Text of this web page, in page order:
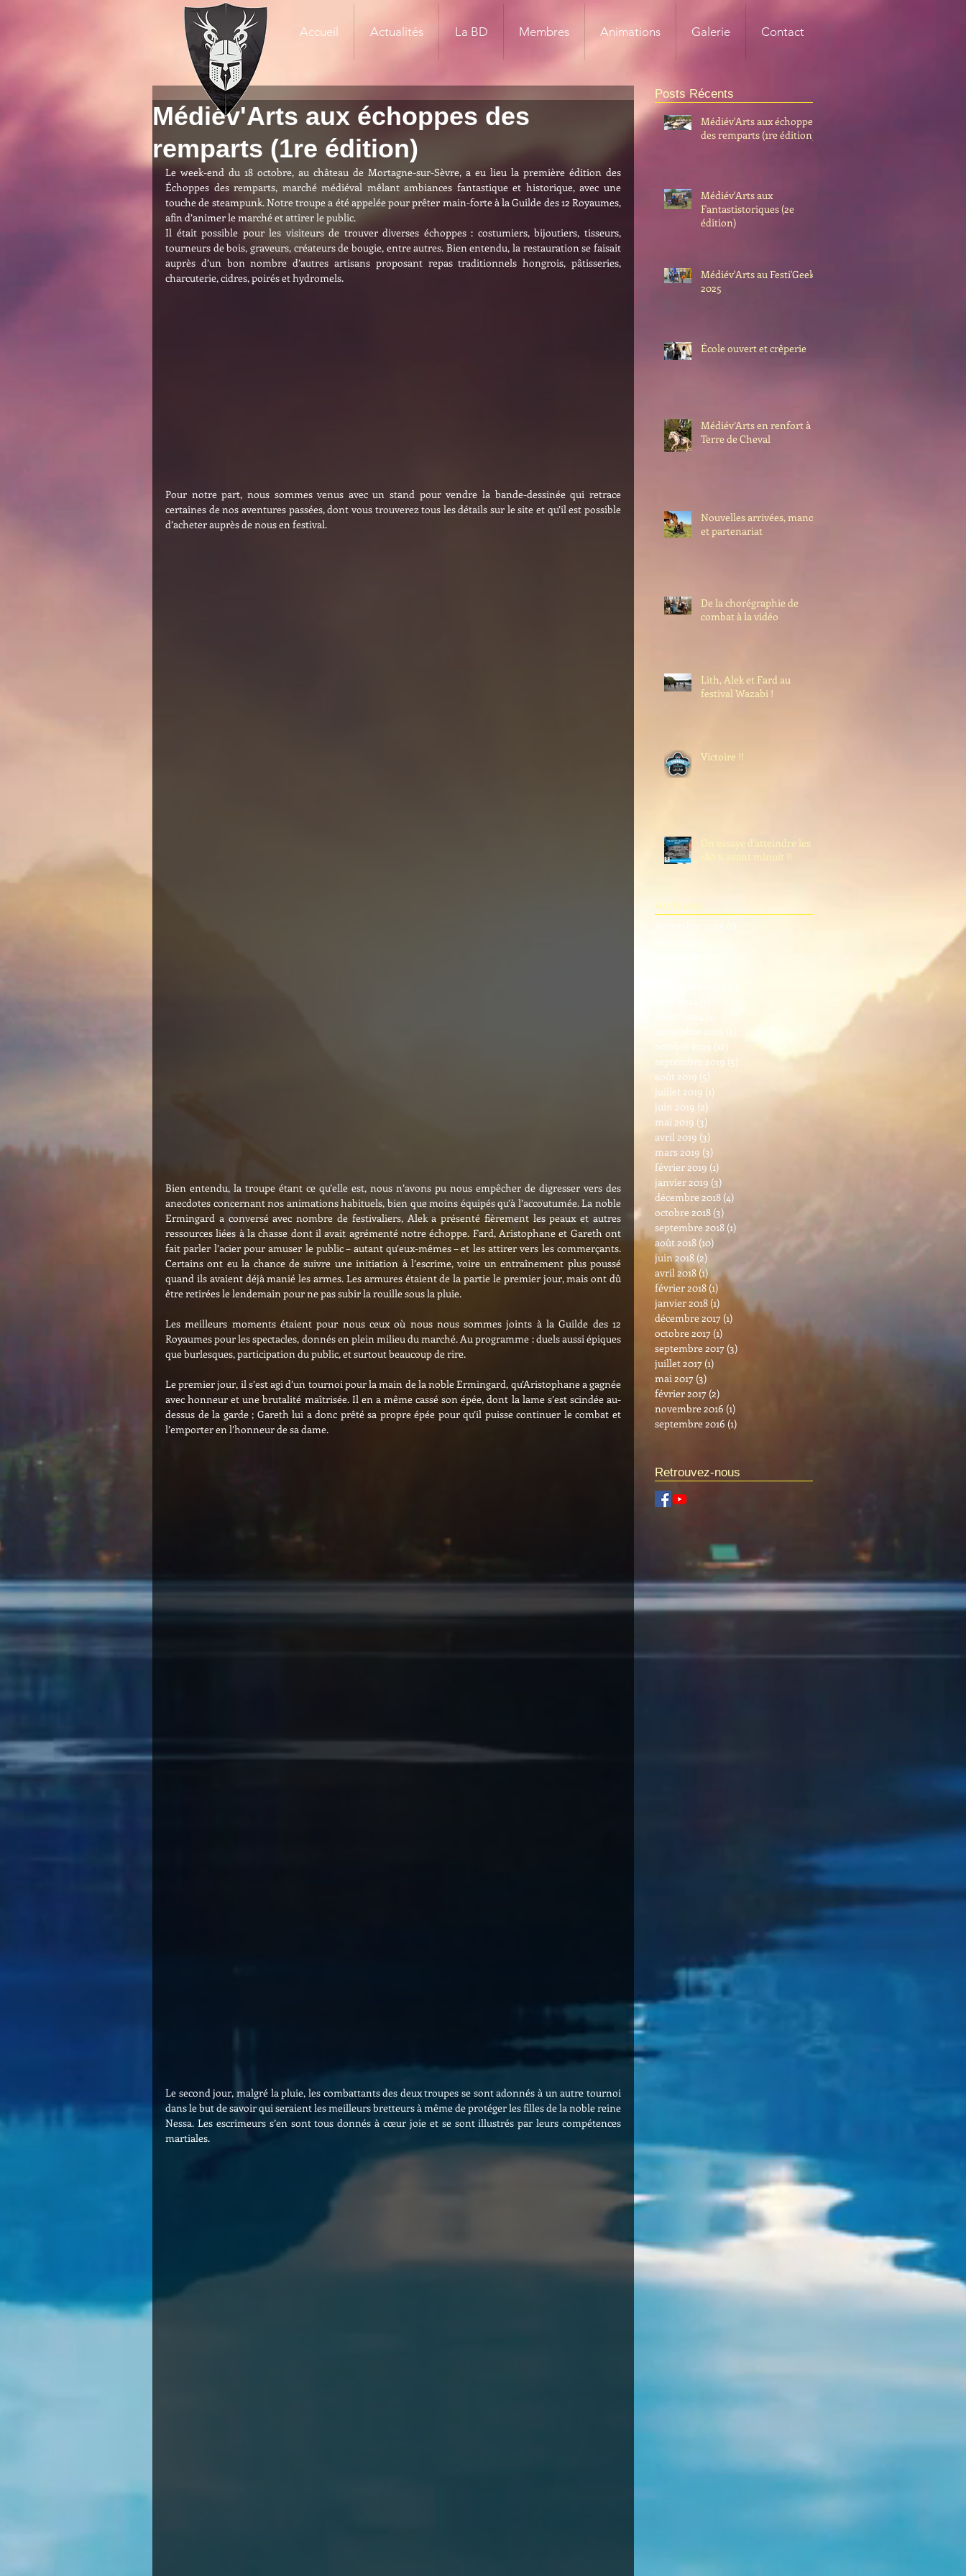
Accueil Actualités La BD Membres Animations Galerie Contact
Médiév'Arts aux échoppes des
remparts (1re édition)
Le week-end du 18 octobre, au château de Mortagne-sur-Sèvre, a eu lieu la première édition des
Échoppes des remparts, marché médiéval mêlant ambiances fantastique et historique, avec une
touche de steampunk. Notre troupe a été appelée pour prêter main-forte à la Guilde des 12 Royaumes,
afin d’animer le marché et attirer le public.
Il était possible pour les visiteurs de trouver diverses échoppes : costumiers, bijoutiers, tisseurs,
tourneurs de bois, graveurs, créateurs de bougie, entre autres. Bien entendu, la restauration se faisait
auprès d’un bon nombre d’autres artisans proposant repas traditionnels hongrois, pâtisseries,
charcuterie, cidres, poirés et hydromels.
Pour notre part, nous sommes venus avec un stand pour vendre la bande-dessinée qui retrace
certaines de nos aventures passées, dont vous trouverez tous les détails sur le site et qu’il est possible
d’acheter auprès de nous en festival.
Bien entendu, la troupe étant ce qu’elle est, nous n’avons pu nous empêcher de digresser vers des
anecdotes concernant nos animations habituels, bien que moins équipés qu’à l’accoutumée. La noble
Ermingard a conversé avec nombre de festivaliers, Alek a présenté fièrement les peaux et autres
ressources liées à la chasse dont il avait agrémenté notre échoppe. Fard, Aristophane et Gareth ont
fait parler l’acier pour amuser le public – autant qu’eux-mêmes – et les attirer vers les commerçants.
Certains ont eu la chance de suivre une initiation à l’escrime, voire un entraînement plus poussé
quand ils avaient déjà manié les armes. Les armures étaient de la partie le premier jour, mais ont dû
être retirées le lendemain pour ne pas subir la rouille sous la pluie.
Les meilleurs moments étaient pour nous ceux où nous nous sommes joints à la Guilde des 12
Royaumes pour les spectacles, donnés en plein milieu du marché. Au programme : duels aussi épiques
que burlesques, participation du public, et surtout beaucoup de rire.
Le premier jour, il s’est agi d’un tournoi pour la main de la noble Ermingard, qu’Aristophane a gagnée
avec honneur et une brutalité maîtrisée. Il en a même cassé son épée, dont la lame s’est scindée au-
dessus de la garde ; Gareth lui a donc prêté sa propre épée pour qu’il puisse continuer le combat et
l’emporter en l’honneur de sa dame.
Le second jour, malgré la pluie, les combattants des deux troupes se sont adonnés à un autre tournoi
dans le but de savoir qui seraient les meilleurs bretteurs à même de protéger les filles de la noble reine
Nessa. Les escrimeurs s’en sont tous donnés à cœur joie et se sont illustrés par leurs compétences
martiales.
Posts Récents
Médiév'Arts aux échoppes
des remparts (1re édition)
Médiév'Arts aux
Fantastistoriques (2e
édition)
Médiév'Arts au Festi'Geek
2025
École ouvert et crêperie
Médiév’Arts en renfort à
Terre de Cheval
Nouvelles arrivées, manoir
et partenariat
De la chorégraphie de
combat à la vidéo
Lith, Alek et Fard au
festival Wazabi !
Victoire !!
On essaye d'atteindre les
180 % avant minuit !!
Archives
novembre 2025 (1)
novembre 2019 (5)
octobre 2019 (12)
septembre 2019 (5)
août 2019 (5)
juillet 2019 (1)
juin 2019 (2)
mai 2019 (3)
avril 2019 (3)
mars 2019 (3)
février 2019 (1)
janvier 2019 (3)
décembre 2018 (4)
octobre 2018 (3)
septembre 2018 (1)
août 2018 (10)
juin 2018 (2)
avril 2018(1)1 post
février 2018 (1)1 post
janvier 2018 (1) 1 post
décembre 2017 (1) 1 post
octobre 2017 (1)
septembre 2017 (3)
juillet 2017 (1)
mai 2017 (3)
février 2017 (2)
novembre 2016 (1)
septembre 2016 (1)
Retrouvez-nous